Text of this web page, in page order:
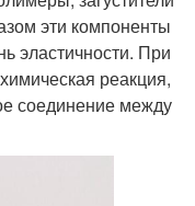
эти компоненты
эластичности. При
реакция,
соединение между